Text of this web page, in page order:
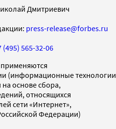
Дмитриевич
press-release@forbes.ru
(495) 565-32-06
(информационные технологии
основе сбора,
относящихся
сети «Интернет»,
Федерации)